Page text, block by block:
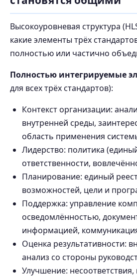
Высокоуровневая структура
какие элементы трёх
полностью или частично
Полностью интегрируемые
для всех трёх стандартов):
Контекст организации:
внутренней среды,
область применения
Лидерство: политика
ответственности,
Планирование: единый
возможностей, цели и
Поддержка: управление
осведомлённостью,
информацией,
Оценка результативности:
анализ со стороны
Улучшение: